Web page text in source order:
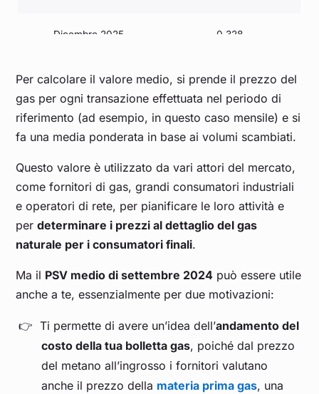
Dicembre 2025 0,328
Novembre 2025 0,349
Ottobre 2025 0,354
Agosto 2025
Luglio 2025
Giugno 2025 0,419
Maggio 2025 0,403
Aprile 2025 0,402
Per calcolare il valore medio, si prende il prezzo del
gas per ogni transazione effettuata nel periodo di
riferimento (ad esempio, in questo caso mensile) e si
fa una media ponderata in base ai volumi scambiati.
Questo valore è utilizzato da vari attori del mercato,
come fornitori di gas, grandi consumatori industriali
e operatori di rete, per pianificare le loro attività e
perdeterminare i prezzi al dettaglio del gas
naturale per i consumatori finali.
Ma il PSV medio di settembre 2024 può essere utile
anche a te, essenzialmente per due motivazioni:
Ti permette di avere un’idea dell’andamento del
costo della tua bolletta gas, poiché dal prezzo
del metano all’ingrosso i fornitori valutano
anche il prezzo della materia prima gas, una